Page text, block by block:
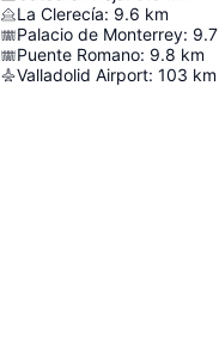
La Clerecía: 9.6 km
Palacio de Monterrey: 9.7
Puente Romano: 9.8 km
Valladolid Airport: 103 km